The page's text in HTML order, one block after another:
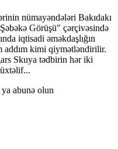
nümayəndələri Bakıdakı
Görüşü" çərçivəsində
iqtisadi əməkdaşlığın
addım kimi qiymətləndirilir.
Skuya tədbirin hər iki
abunə olun